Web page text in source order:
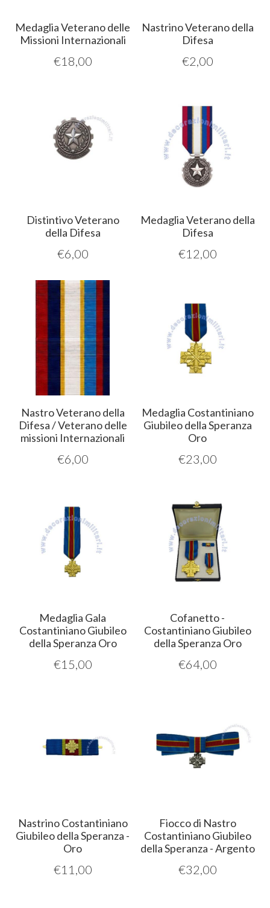
Medaglia Veterano delle
Missioni Internazionali
€18,00
Nastrino Veterano della
Difesa
€2,00
Distintivo Veterano
della Difesa
€6,00
Medaglia Veterano della
Difesa
€12,00
Nastro Veterano della
Difesa / Veterano delle
missioni Internazionali
€6,00
Medaglia Costantiniano
Giubileo della Speranza
Oro
€23,00
Medaglia Gala
Costantiniano Giubileo
della Speranza Oro
€15,00
Cofanetto -
Costantiniano Giubileo
della Speranza Oro
€64,00
Nastrino Costantiniano
Giubileo della Speranza -
Oro
€11,00
Fiocco di Nastro
Costantiniano Giubileo
della Speranza - Argento
€32,00